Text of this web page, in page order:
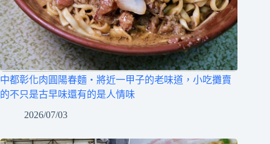
中都彰化肉圓陽春麵‧將近一甲子的老味道，小吃攤賣
的不只是古早味還有的是人情味
2026/07/03